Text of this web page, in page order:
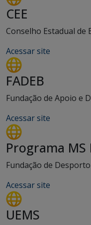
CEE
Conselho Estadual de
Acessar site
FADEB
Fundação de Apoio e
Acessar site
Programa
Fundação de Desporto
Acessar site
UEMS